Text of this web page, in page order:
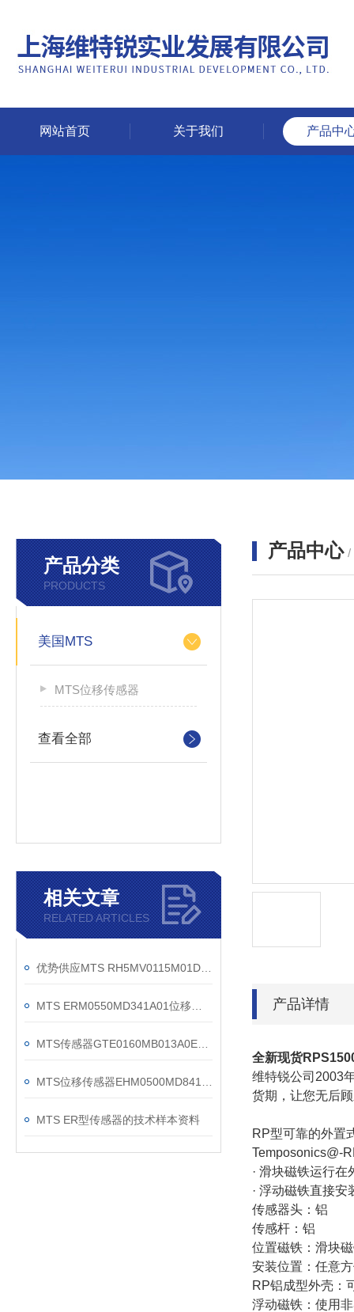
网站首页 关于我们 产品中
产品分类
PRODUCTS
美国MTS
MTS位移传感器
查看全部
相关文章
RELATED ARTICLES
MTS ER型传感器的技术样本资料
产品中心 /
产品详情
全新现货
维特锐公司2003
货期，让您无后
RP型可靠的外置
Temposonics@-
· 滑块磁铁运行
· 浮动磁铁直接
传感器头：铝
传感杆：铝
位置磁铁：滑块
安装位置：任意
RP铝成型外壳：
浮动磁铁：使用